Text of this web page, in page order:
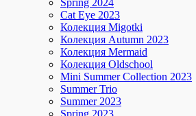
Spring 2024
Cat Eye 2023
Колекция Migotki
Колекция Autumn 2023
Колекция Mermaid
Колекция Oldschool
Mini Summer Collection 2023
Summer Trio
Summer 2023